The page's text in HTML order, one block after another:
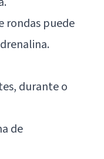
rondas puede
durante o
de